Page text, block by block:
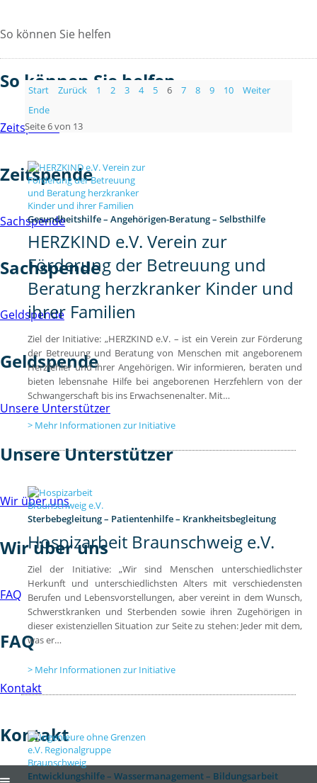
So können Sie helfen
So können Sie helfen
Zeitspende
Zeitspende
Sachspende
Sachspende
Geldspende
Geldspende
Unsere Unterstützer
Unsere Unterstützer
Wir über uns
Wir über uns
FAQ
FAQ
Kontakt
Kontakt
Start Zurück 1 2 3 4 5 6 7 8 9 10
Weiter
Ende
Seite 6 von 13
Gesundheitshilfe – Angehörigen-Beratung – Selbsthilfe
HERZKIND e.V. Verein zur
Förderung der Betreuung und
Beratung herzkranker Kinder und
ihrer Familien
Ziel der Initiative: „HERZKIND e.V. – ist ein Verein zur Förderung
der Betreuung und Beratung von Menschen mit angeborenem
Herzfehler und ihrer Angehörigen. Wir informieren, beraten und
bieten lebensnahe Hilfe bei angeborenen Herzfehlern von der
Schwangerschaft bis ins Erwachsenenalter. Mit…
Mehr Informationen zur Initiative
Sterbebegleitung – Patientenhilfe – Krankheitsbegleitung
Hospizarbeit Braunschweig e.V.
Ziel der Initiative: „Wir sind Menschen unterschiedlichster
Herkunft und unterschiedlichsten Alters mit verschiedensten
Berufen und Lebensvorstellungen, aber vereint in dem Wunsch,
Schwerstkranken und Sterbenden sowie ihren Zugehörigen in
dieser existenziellen Situation zur Seite zu stehen: Jeder mit dem,
was er…
Mehr Informationen zur Initiative
Entwicklungshilfe – Wassermanagement – Bildungsarbeit